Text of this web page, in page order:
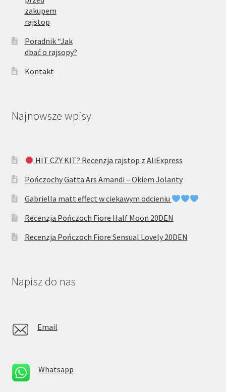
zakupem
rajstop
Poradnik “Jak
dbać o rajsopy?
Kontakt
Najnowsze wpisy
HIT CZY KIT? Recenzja rajstop z AliExpress
Pończochy Gatta Ars Amandi – Okiem Jolanty
Gabriella matt effect w ciekawym odcieniu
Recenzja Pończoch Fiore Half Moon 20DEN
Recenzja Pończoch Fiore Sensual Lovely 20DEN
Napisz do nas
Email
Whatsapp